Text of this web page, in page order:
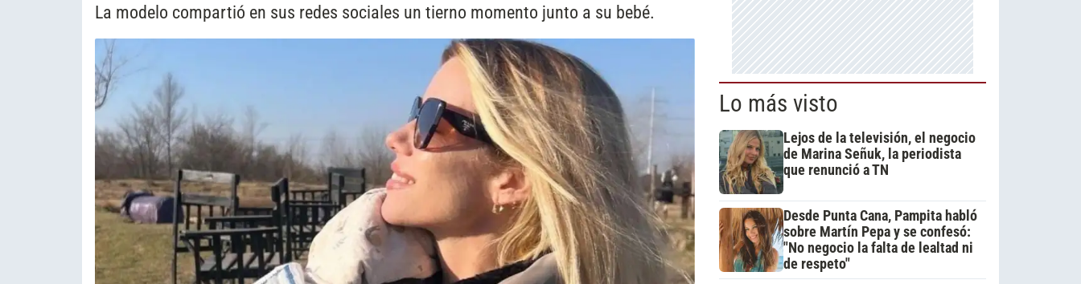
La modelo compartió en sus redes sociales un tierno momento junto a su bebé.
Lo más visto
Lejos de la televisión, el negocio
de Marina Señuk, la periodista
que renunció a TN
Desde Punta Cana, Pampita habló
sobre Martín Pepa y se confesó:
"No negocio la falta de lealtad ni
de respeto"